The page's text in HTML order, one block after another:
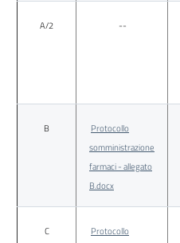
A/2 --
B
Protocollo
somministrazione
farmaci - allegato
B.docx
C
Protocollo